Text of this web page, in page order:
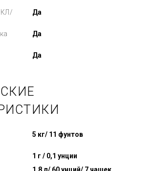
Да
Да
Да
5 кг/ 11 фунтов
1 г / 0,1 унции